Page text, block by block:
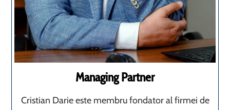
Managing Partner
Cristian Darie este membru fondator al firmei de